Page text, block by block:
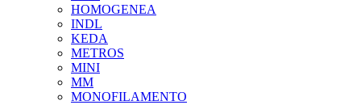
HOMOGENEA
INDL
KEDA
METROS
MINI
MM
MONOFILAMENTO